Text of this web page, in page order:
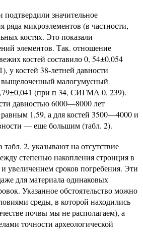
подтвердили значительное
ряда микроэлементов (в частности,
костях. Это показали
элементов. Так. отношение
костей составило 0, 54±0,054
костей 38-летней давности
малогумусный
(при п 34, СИГМА 0, 239).
давностью 6000—8000 лет
1,59, а для костей 3500—4000 и
— еще большим (табл. 2).
2, указывают на отсутствие
степенью накопления стронция в
увеличением сроков погребения. Эти
для материала одинаковых
Указанное обстоятельство можно
среды, в которой находились
почвы мы не располагаем), а
точности археологической